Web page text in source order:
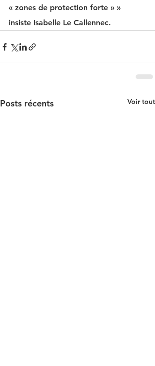
« zones de protection forte » »
insiste Isabelle Le Callennec.
Posts récents Voir tout